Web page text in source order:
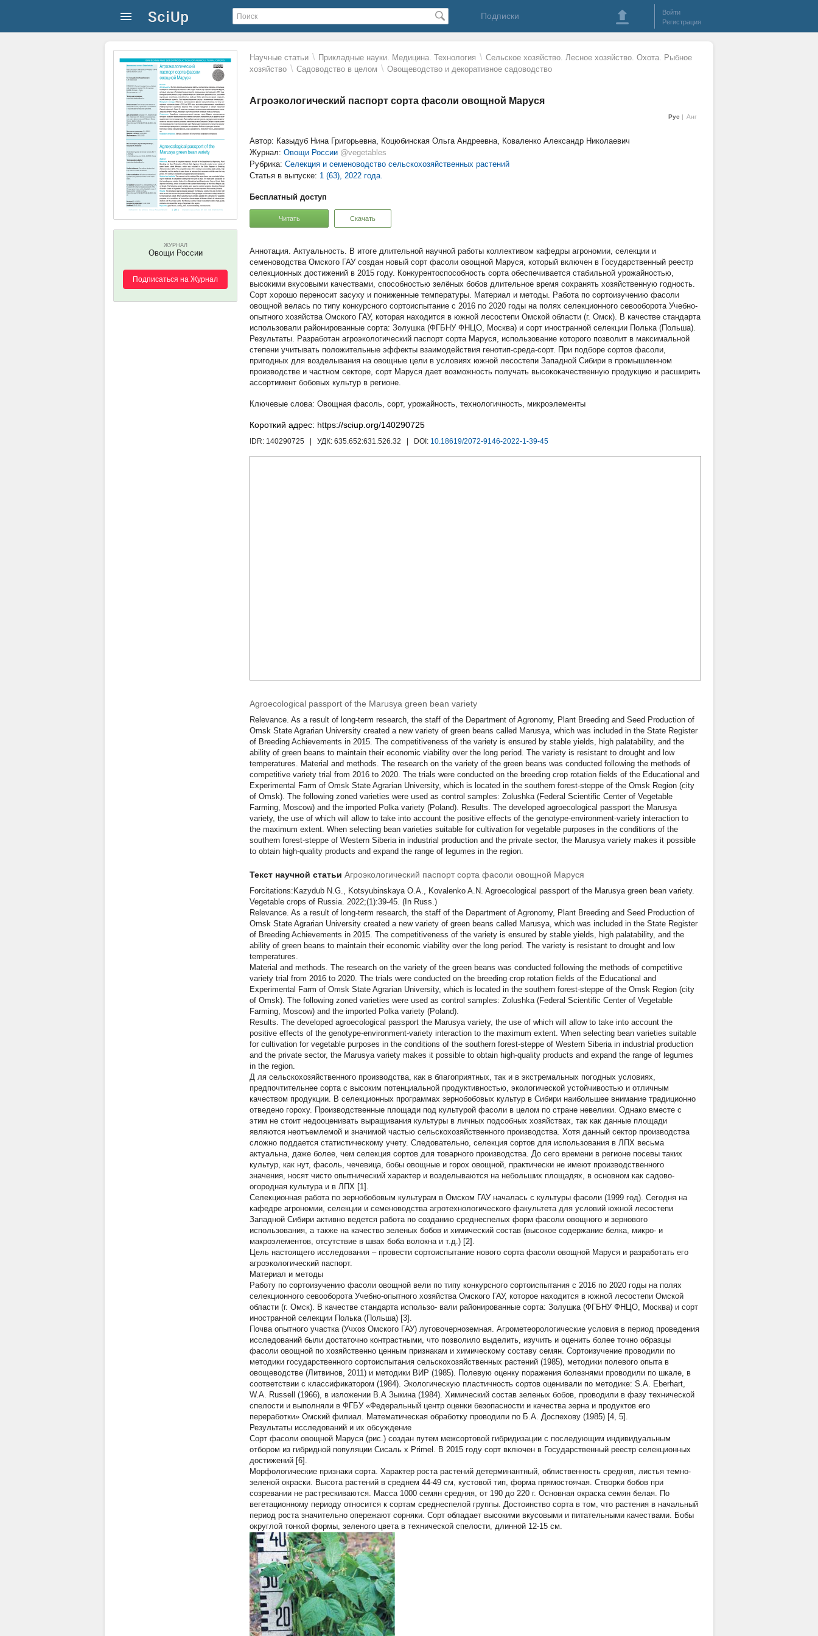
Подписки
Войти
Регистрация
Научные статьи \ Прикладные науки. Медицина. Технология \ Сельское хозяйство. Лесное хозяйство. Охота. Рыбное
хозяйство \ Садоводство в целом \ Овощеводство и декоративное садоводство
Агроэкологический паспорт сорта фасоли овощной Маруся
Рус Анг
ЖУРНАЛ
Овощи России
Подписаться на Журнал
Автор: Казыдуб Нина Григорьевна, Коцюбинская Ольга Андреевна, Коваленко Александр Николаевич
Журнал: Овощи России @vegetables
Рубрика: Селекция и семеноводство сельскохозяйственных растений
Статья в выпуске: 1 (63), 2022 года.
Бесплатный доступ
Читать Скачать
Актуальность. В итоге длительной научной работы коллективом кафедры агрономии, селекции и
семеноводства Омского ГАУ создан новый сорт фасоли овощной Маруся, который включен в Государственный реестр
селекционных достижений в 2015 году. Конкурентоспособность сорта обеспечивается стабильной урожайностью,
высокими вкусовыми качествами, способностью зелёных бобов длительное время сохранять хозяйственную годность.
Сорт хорошо переносит засуху и пониженные температуры. Материал и методы. Работа по сортоизучению фасоли
овощной велась по типу конкурсного сортоиспытание с 2016 по 2020 годы на полях селекционного севооборота Учебно-
опытного хозяйства Омского ГАУ, которая находится в южной лесостепи Омской области (г. Омск). В качестве стандарта
использовали районированные сорта: Золушка (ФГБНУ ФНЦО, Москва) и сорт иностранной селекции Полька (Польша).
Результаты. Разработан агроэкологический паспорт сорта Маруся, использование которого позволит в максимальной
степени учитывать положительные эффекты взаимодействия генотип-среда-сорт. При подборе сортов фасоли,
пригодных для возделывания на овощные цели в условиях южной лесостепи Западной Сибири в промышленном
производстве и частном секторе, сорт Маруся дает возможность получать высококачественную продукцию и расширить
ассортимент бобовых культур в регионе.
Овощная фасоль, сорт, урожайность, технологичность, микроэлементы
Короткий адрес: https://sciup.org/140290725
IDR: 140290725 | УДК: 635.652:631.526.32 | DOI: 10.18619/2072-9146-2022-1-39-45
Agroecological passport of the Marusya green bean variety
Relevance. As a result of long-term research, the staff of the Department of Agronomy, Plant Breeding and Seed Production of
Omsk State Agrarian University created a new variety of green beans called Marusya, which was included in the State Register
of Breeding Achievements in 2015. The competitiveness of the variety is ensured by stable yields, high palatability, and the
ability of green beans to maintain their economic viability over the long period. The variety is resistant to drought and low
temperatures. Material and methods. The research on the variety of the green beans was conducted following the methods of
competitive variety trial from 2016 to 2020. The trials were conducted on the breeding crop rotation fields of the Educational and
Experimental Farm of Omsk State Agrarian University, which is located in the southern forest-steppe of the Omsk Region (city
of Omsk). The following zoned varieties were used as control samples: Zolushka (Federal Scientific Center of Vegetable
Farming, Moscow) and the imported Polka variety (Poland). Results. The developed agroecological passport the Marusya
variety, the use of which will allow to take into account the positive effects of the genotype-environment-variety interaction to
the maximum extent. When selecting bean varieties suitable for cultivation for vegetable purposes in the conditions of the
southern forest-steppe of Western Siberia in industrial production and the private sector, the Marusya variety makes it possible
to obtain high-quality products and expand the range of legumes in the region.
Текст научной статьи Агроэкологический паспорт сорта фасоли овощной Маруся
Forcitations:Kazydub N.G., Kotsyubinskaya O.A., Kovalenko A.N. Agroecological passport of the Marusya green bean variety.
Vegetable crops of Russia. 2022;(1):39-45. (In Russ.)
Relevance. As a result of long-term research, the staff of the Department of Agronomy, Plant Breeding and Seed Production of
Omsk State Agrarian University created a new variety of green beans called Marusya, which was included in the State Register
of Breeding Achievements in 2015. The competitiveness of the variety is ensured by stable yields, high palatability, and the
ability of green beans to maintain their economic viability over the long period. The variety is resistant to drought and low
temperatures.
Material and methods. The research on the variety of the green beans was conducted following the methods of competitive
variety trial from 2016 to 2020. The trials were conducted on the breeding crop rotation fields of the Educational and
Experimental Farm of Omsk State Agrarian University, which is located in the southern forest-steppe of the Omsk Region (city
of Omsk). The following zoned varieties were used as control samples: Zolushka (Federal Scientific Center of Vegetable
Farming, Moscow) and the imported Polka variety (Poland).
Results. The developed agroecological passport the Marusya variety, the use of which will allow to take into account the
positive effects of the genotype-environment-variety interaction to the maximum extent. When selecting bean varieties suitable
for cultivation for vegetable purposes in the conditions of the southern forest-steppe of Western Siberia in industrial production
and the private sector, the Marusya variety makes it possible to obtain high-quality products and expand the range of legumes
in the region.
Д ля сельскохозяйственного производства, как в благоприятных, так и в экстремальных погодных условиях,
предпочтительнее сорта с высоким потенциальной продуктивностью, экологической устойчивостью и отличным
качеством продукции. В селекционных программах зернобобовых культур в Сибири наибольшее внимание традиционно
отведено гороху. Производственные площади под культурой фасоли в целом по стране невелики. Однако вместе с
этим не стоит недооценивать выращивания культуры в личных подсобных хозяйствах, так как данные площади
являются неотъемлемой и значимой частью сельскохозяйственного производства. Хотя данный сектор производства
сложно поддается статистическому учету. Следовательно, селекция сортов для использования в ЛПХ весьма
актуальна, даже более, чем селекция сортов для товарного производства. До сего времени в регионе посевы таких
культур, как нут, фасоль, чечевица, бобы овощные и горох овощной, практически не имеют производственного
значения, носят чисто опытнический характер и возделываются на небольших площадях, в основном как садово-
огородная культура и в ЛПХ [1].
Селекционная работа по зернобобовым культурам в Омском ГАУ началась с культуры фасоли (1999 год). Сегодня на
кафедре агрономии, селекции и семеноводства агротехнологического факультета для условий южной лесостепи
Западной Сибири активно ведется работа по созданию среднеспелых форм фасоли овощного и зернового
использования, а также на качество зеленых бобов и химический состав (высокое содержание белка, микро- и
макроэлементов, отсутствие в швах боба волокна и т.д.) [2].
Цель настоящего исследования – провести сортоиспытание нового сорта фасоли овощной Маруся и разработать его
агроэкологический паспорт.
Материал и методы
Работу по сортоизучению фасоли овощной вели по типу конкурсного сортоиспытания с 2016 по 2020 годы на полях
селекционного севооборота Учебно-опытного хозяйства Омского ГАУ, которое находится в южной лесостепи Омской
области (г. Омск). В качестве стандарта использо- вали районированные сорта: Золушка (ФГБНУ ФНЦО, Москва) и сорт
иностранной селекции Полька (Польша) [3].
Почва опытного участка (Учхоз Омского ГАУ) луговочерноземная. Агрометеорологические условия в период проведения
исследований были достаточно контрастными, что позволило выделить, изучить и оценить более точно образцы
фасоли овощной по хозяйственно ценным признакам и химическому составу семян. Сортоизучение проводили по
методики государственного сортоиспытания сельскохозяйственных растений (1985), методики полевого опыта в
овощеводстве (Литвинов, 2011) и методики ВИР (1985). Полевую оценку поражения болезнями проводили по шкале, в
соответствии с классификатором (1984). Экологическую пластичность сортов оценивали по методике: S.A. Eberhart,
W.A. Russell (1966), в изложении В.А Зыкина (1984). Химический состав зеленых бобов, проводили в фазу технической
спелости и выполняли в ФГБУ «Федеральный центр оценки безопасности и качества зерна и продуктов его
переработки» Омский филиал. Математическая обработку проводили по Б.А. Доспехову (1985) [4, 5].
Результаты исследований и их обсуждение
Сорт фасоли овощной Маруся (рис.) создан путем межсортовой гибридизации с последующим индивидуальным
отбором из гибридной популяции Сисаль x Primel. В 2015 году сорт включен в Государственный реестр селекционных
достижений [6].
Морфологические признаки сорта. Характер роста растений детерминантный, облиственность средняя, листья темно-
зеленой окраски. Высота растений в среднем 44-49 см, кустовой тип, форма прямостоячая. Створки бобов при
созревании не растрескиваются. Масса 1000 семян средняя, от 190 до 220 г. Основная окраска семян белая. По
вегетационному периоду относится к сортам среднеспелой группы. Достоинство сорта в том, что растения в начальный
период роста значительно опережают сорняки. Сорт обладает высокими вкусовыми и питательными качествами. Бобы
округлой тонкой формы, зеленого цвета в технической спелости, длинной 12-15 см.